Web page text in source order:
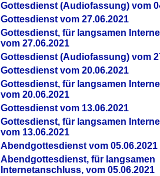
Gottesdienst (Audiofassung) vom
Gottesdienst vom 27.06.2021
Gottesdienst, für langsamen
vom 27.06.2021
Gottesdienst (Audiofassung) vom
Gottesdienst vom 20.06.2021
Gottesdienst, für langsamen
vom 20.06.2021
Gottesdienst vom 13.06.2021
Gottesdienst, für langsamen
vom 13.06.2021
Abendgottesdienst vom 05.06.2021
Abendgottesdienst, für langsamen
Internetanschluss, vom 05.06.2021